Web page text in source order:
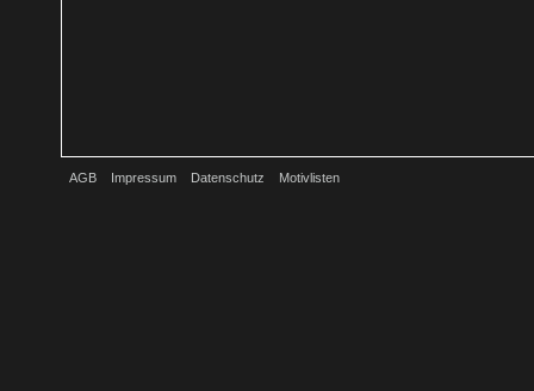
AGB Impressum Datenschutz Motivlisten